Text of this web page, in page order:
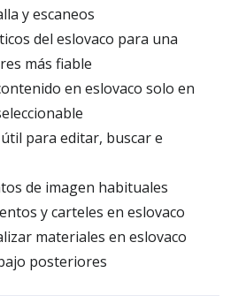
y escaneos
del eslovaco para una
más fiable
en eslovaco solo en
para editar, buscar e
de imagen habituales
y carteles en eslovaco
materiales en eslovaco
posteriores